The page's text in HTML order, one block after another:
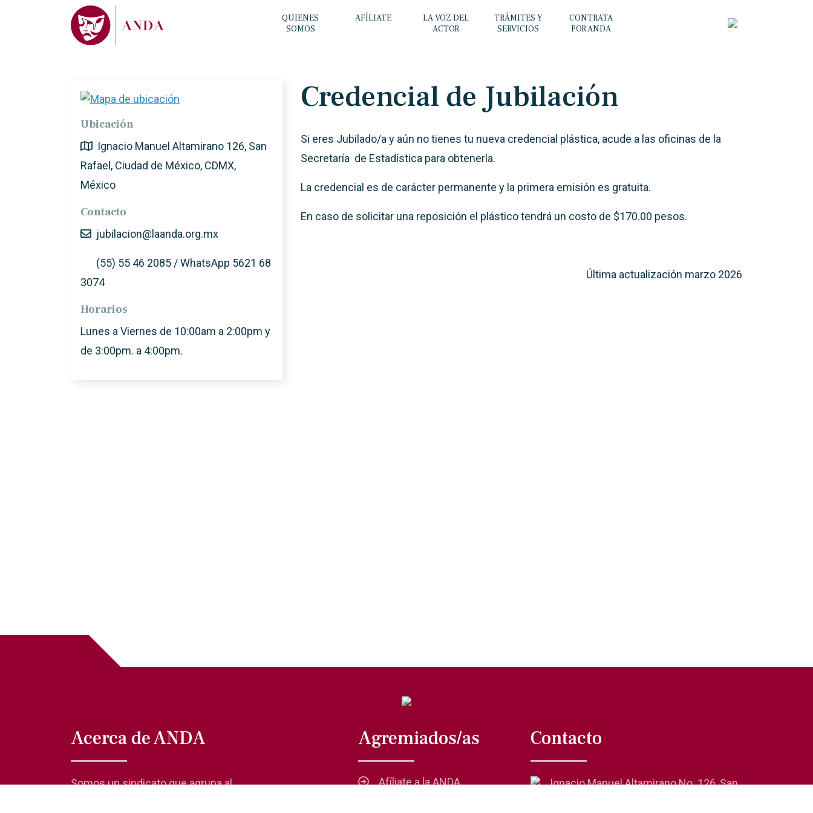
QUIENES
SOMOS
AFÍLIATE
LA VOZ DEL
ACTOR
TRÁMITES Y
SERVICIOS
CONTRATA
POR ANDA
Ubicación
Ignacio Manuel Altamirano 126, San
Rafael, Ciudad de México, CDMX,
México
Contacto
jubilacion@laanda.org.mx
(55) 55 46 2085 / WhatsApp 5621 68
3074
Horarios
Lunes a Viernes de 10:00am a 2:00pm y
de 3:00pm. a 4:00pm.
Credencial de Jubilación
Si eres Jubilado/a y aún no tienes tu nueva credencial plástica, acude a las oficinas de la
Secretaría de Estadística para obtenerla.
La credencial es de carácter permanente y la primera emisión es gratuita.
En caso de solicitar una reposición el plástico tendrá un costo de $170.00 pesos.
Última actualización marzo 2026
Acerca de ANDA
Somos un sindicato que agrupa al
Agremiados/as
Afíliate a la ANDA
Contacto
Ignacio Manuel Altamirano No. 126, San